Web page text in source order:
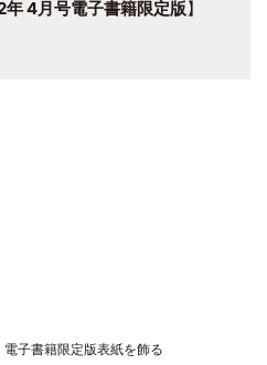
4月号電子書籍限定版】
子書籍限定版表紙を飾る